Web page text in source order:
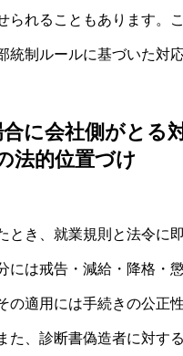
られることもあります。
統制ルールに基づいた対応
に会社側がとる
法的位置づけ
とき、就業規則と法令に
には戒告・減給・降格・
の適用には手続きの公正
た、診断書偽造者に対す